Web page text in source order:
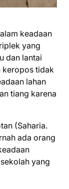
keadaan
yang
dan lantai
keropos tidak
lahan
tiang karena
(Saharia.
ada orang
yang